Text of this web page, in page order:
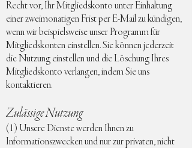
Recht vor, Ihr Mitgliedskonto unter Einhaltung
einer zweimonatigen Frist per E-Mail zu kündigen,
wenn wir beispielsweise unser Programm für
Mitgliedskonten einstellen. Sie können jederzeit
die Nutzung einstellen und die Löschung Ihres
Mitgliedskonto verlangen, indem Sie uns
kontaktieren.
Zulässige Nutzung
(1) Unsere Dienste werden Ihnen zu
Informationszwecken und nur zur privaten, nicht